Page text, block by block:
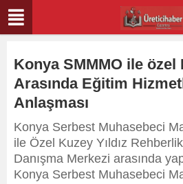
Konya SMMMO ile özel
Arasında Eğitim
Anlaşması
Konya Serbest Muhasebeci
ile Özel Kuzey Yıldız
Danışma Merkezi arasında
Konya Serbest Muhasebeci